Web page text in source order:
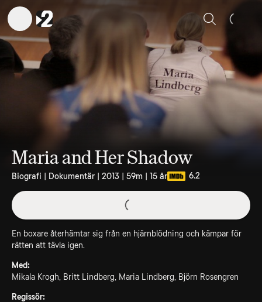
Sök
Maria and Her Shadow
Biografi | Dokumentär | 2013 | 59m | 15 år 6.2
En boxare återhämtar sig från en hjärnblödning och kämpar för
rätten att tävla igen.
Med:
Mikala Krogh, Britt Lindberg, Maria Lindberg, Björn Rosengren
Regissör: